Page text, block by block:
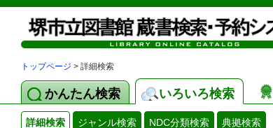
トップページ > 詳細検索
かんたん検索 いろいろ検索
詳細検索 ジャンル検索 NDC分類検索 典拠検索